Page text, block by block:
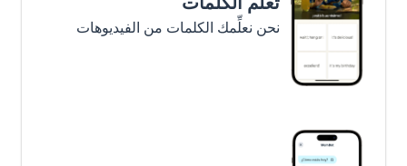
نحن نعلِّمك الكلمات من الفيديوهات